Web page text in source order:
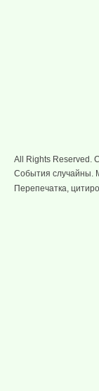
All Rights Reserved.
События случайны.
Перепечатка,